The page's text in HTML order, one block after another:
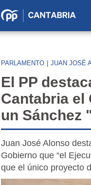
Partido
en
PARLAMENTO JUAN JOSÉ
El PP
Cantabria el
un Sánchez
Juan José Alonso
Gobierno que “el
que el único proyecto